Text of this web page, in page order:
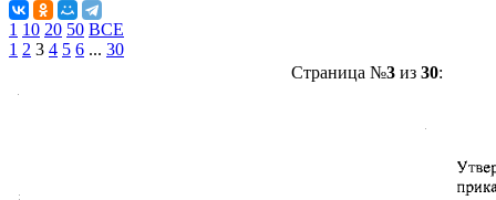
1 10 20 50 ВСЕ
1 2 3 4 5 6 ... 30
Страница №3из 30: